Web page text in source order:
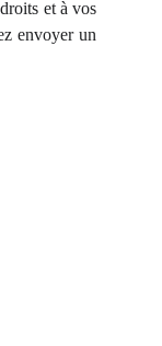
et à vos
envoyer un